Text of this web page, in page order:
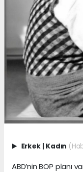
Erkek | Kadın
ABD’nin BOP planı